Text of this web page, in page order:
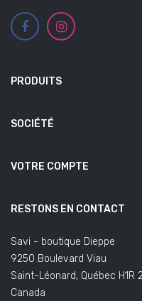
PRODUITS
SOCIÉTÉ
VOTRE COMPTE
RESTONS EN CONTACT
Savi - boutique Dieppe
9250 Boulevard Viau
Saint-Léonard, Québec H1R
Canada